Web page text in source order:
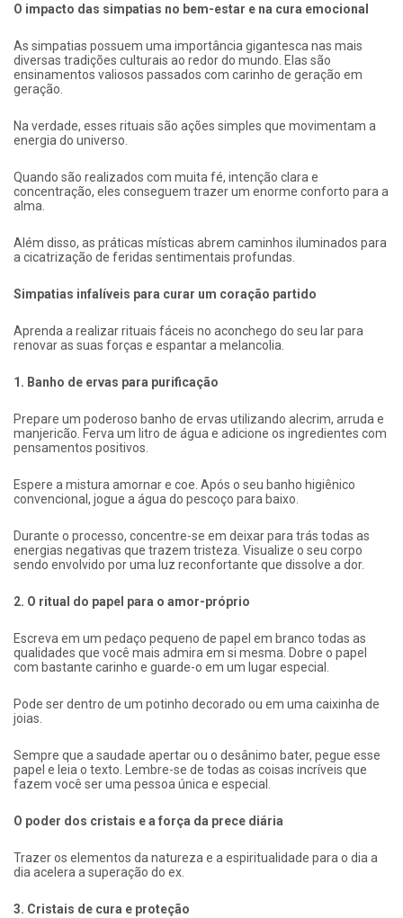
O impacto das simpatias no bem-estar e na cura emocional
As simpatias possuem uma importância gigantesca nas mais
diversas tradições culturais ao redor do mundo. Elas são
ensinamentos valiosos passados com carinho de geração em
geração.
Na verdade, esses rituais são ações simples que movimentam a
energia do universo.
Quando são realizados com muita fé, intenção clara e
concentração, eles conseguem trazer um enorme conforto para a
alma.
Além disso, as práticas místicas abrem caminhos iluminados para
a cicatrização de feridas sentimentais profundas.
Simpatias infalíveis para curar um coração partido
Aprenda a realizar rituais fáceis no aconchego do seu lar para
renovar as suas forças e espantar a melancolia.
1. Banho de ervas para purificação
Prepare um poderoso banho de ervas utilizando alecrim, arruda e
manjericão. Ferva um litro de água e adicione os ingredientes com
pensamentos positivos.
Espere a mistura amornar e coe. Após o seu banho higiênico
convencional, jogue a água do pescoço para baixo.
Durante o processo, concentre-se em deixar para trás todas as
energias negativas que trazem tristeza. Visualize o seu corpo
sendo envolvido por uma luz reconfortante que dissolve a dor.
2. O ritual do papel para o amor-próprio
Escreva em um pedaço pequeno de papel em branco todas as
qualidades que você mais admira em si mesma. Dobre o papel
com bastante carinho e guarde-o em um lugar especial.
Pode ser dentro de um potinho decorado ou em uma caixinha de
joias.
Sempre que a saudade apertar ou o desânimo bater, pegue esse
papel e leia o texto. Lembre-se de todas as coisas incríveis que
fazem você ser uma pessoa única e especial.
O poder dos cristais e a força da prece diária
Trazer os elementos da natureza e a espiritualidade para o dia a
dia acelera a superação do ex.
3. Cristais de cura e proteção